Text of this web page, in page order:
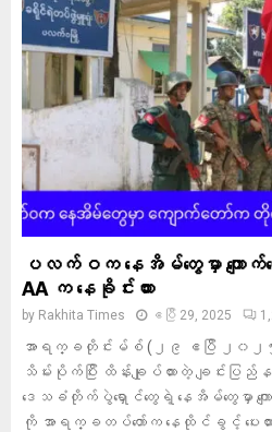
ပလက်ဝက နေအိမ်တွေမှာ ကျော
AA က နေခိုင်းထား
by Rakhita Times ဧပြီ 29, 2025
အာရက္ခတိုင်းမ်စ် (၂၉ ဧပြီ ၂၀၂
သိမ်းပိုက်ပြီး ထိန်းချုပ်ထားတဲ့ ချင်း
ဒေသခံတိုက်ပွဲရှောင်တွေရဲ့ နေအိမ်တွေမှာ ကျေ
ကို အာရက္ခတပ်တော်က နေထိုင်ခွင့် ပေ